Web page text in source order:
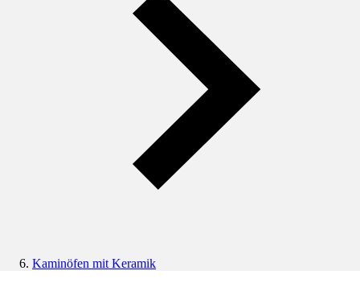
Kaminöfen mit Keramik